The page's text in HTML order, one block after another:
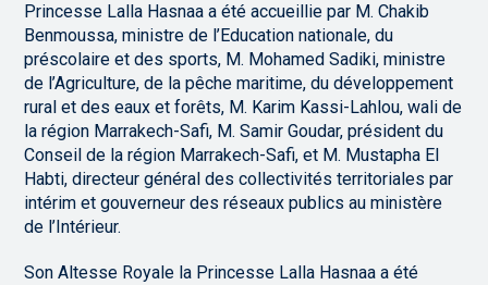
Princesse Lalla Hasnaa a été accueillie par M. Chakib
Benmoussa, ministre de l’Education nationale, du
préscolaire et des sports, M. Mohamed Sadiki, ministre
de l’Agriculture, de la pêche maritime, du développement
rural et des eaux et forêts, M. Karim Kassi-Lahlou, wali de
la région Marrakech-Safi, M. Samir Goudar, président du
Conseil de la région Marrakech-Safi, et M. Mustapha El
Habti, directeur général des collectivités territoriales par
intérim et gouverneur des réseaux publics au ministère
de l’Intérieur.
Son Altesse Royale la Princesse Lalla Hasnaa a été